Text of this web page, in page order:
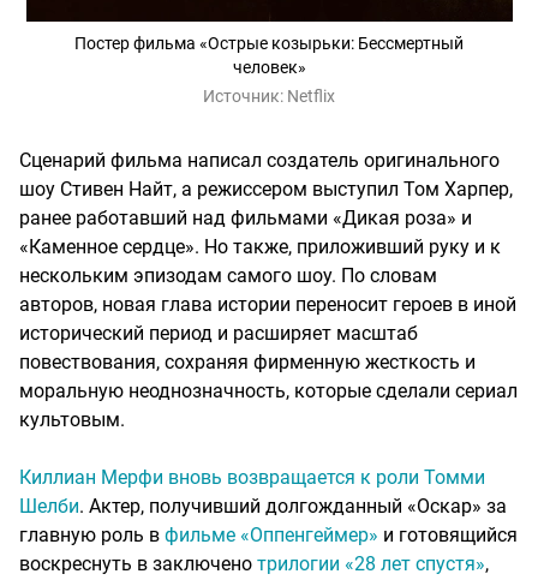
Постер фильма «Острые козырьки: Бессмертный
человек»
Источник: Netflix
Сценарий фильма написал создатель оригинального
шоу Стивен Найт, а режиссером выступил Том Харпер,
ранее работавший над фильмами «Дикая роза» и
«Каменное сердце». Но также, приложивший руку и к
нескольким эпизодам самого шоу. По словам
авторов, новая глава истории переносит героев в иной
исторический период и расширяет масштаб
повествования, сохраняя фирменную жесткость и
моральную неоднозначность, которые сделали сериал
культовым.
Киллиан Мерфи вновь возвращается к роли Томми
Шелби. Актер, получивший долгожданный «Оскар» за
главную роль в фильме «Оппенгеймер» и готовящийся
воскреснуть в заключено трилогии «28 лет спустя»,